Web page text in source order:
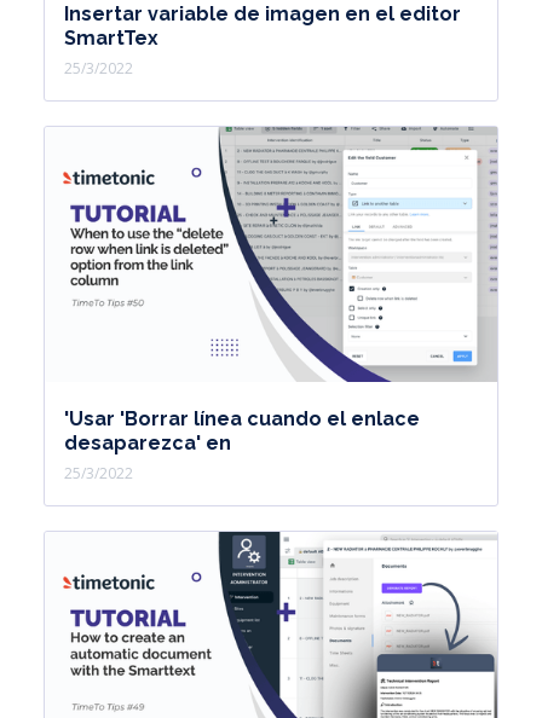
Insertar variable de imagen en el editor
SmartTex
25/3/2022
'Usar 'Borrar línea cuando el enlace
desaparezca' en
25/3/2022